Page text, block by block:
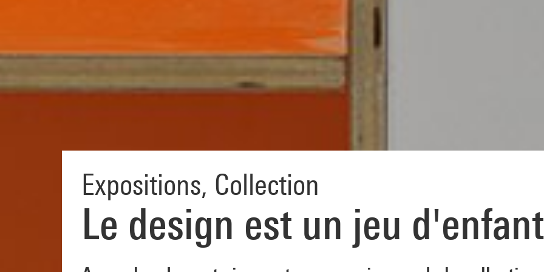
Expositions, Collection
Le design est un jeu